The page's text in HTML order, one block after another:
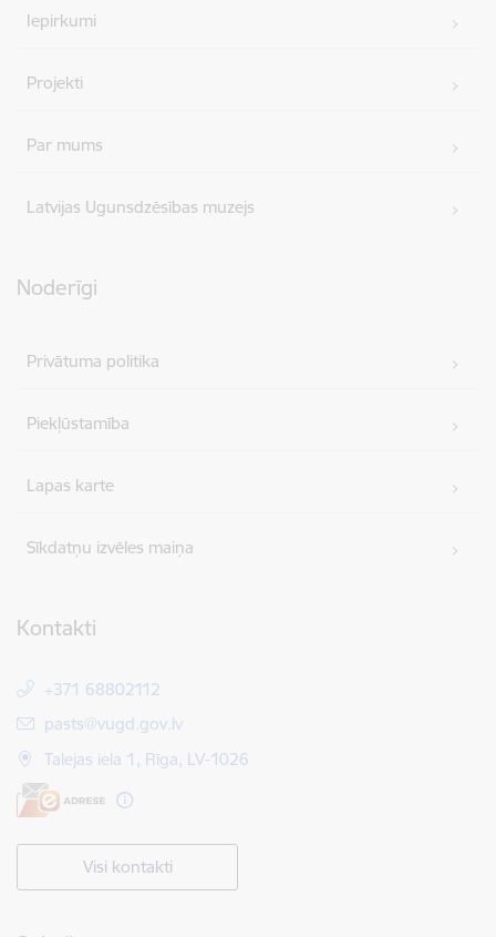
Iepirkumi
Projekti
Par mums
Latvijas Ugunsdzēsības muzejs
Noderīgi
Privātuma politika
Piekļūstamība
Lapas karte
Sīkdatņu izvēles maiņa
Kontakti
+371 68802112
E-pasts:
pasts@vugd.gov.lv
Talejas iela 1, Rīga, LV-1026
Visi kontakti